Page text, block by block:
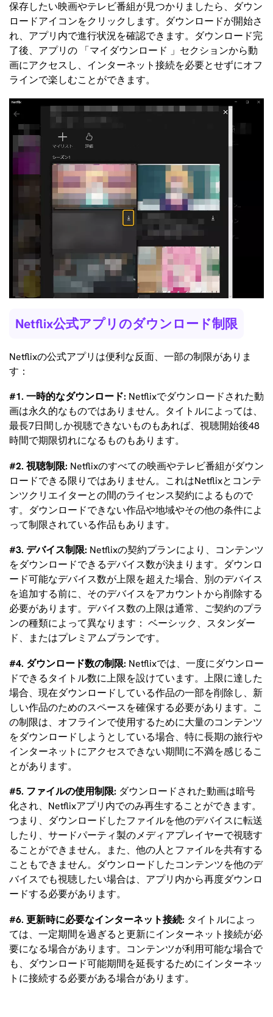
保存したい映画やテレビ番組が見つかりましたら、ダウン
ロードアイコンをクリックします。ダウンロードが開始さ
れ、アプリ内で進行状況を確認できます。ダウンロード完
了後、アプリの 「マイダウンロード 」セクションから動
画にアクセスし、インターネット接続を必要とせずにオフ
ラインで楽しむことができます。
Netflix公式アプリのダウンロード制限
Netflixの公式アプリは便利な反面、一部の制限がありま
す：
#1. 一時的なダウンロード: Netflixでダウンロードされた動
画は永久的なものではありません。タイトルによっては、
最長7日間しか視聴できないものもあれば、視聴開始後48
時間で期限切れになるものもあります。
#2. 視聴制限: Netflixのすべての映画やテレビ番組がダウン
ロードできる限りではありません。これはNetflixとコンテ
ンツクリエイターとの間のライセンス契約によるもので
す。ダウンロードできない作品や地域やその他の条件によ
って制限されている作品もあります。
#3. デバイス制限: Netflixの契約プランにより、コンテンツ
をダウンロードできるデバイス数が決まります。ダウンロ
ード可能なデバイス数が上限を超えた場合、別のデバイス
を追加する前に、そのデバイスをアカウントから削除する
必要があります。デバイス数の上限は通常、ご契約のプラ
ンの種類によって異なります： ベーシック、スタンダー
ド、またはプレミアムプランです。
#4. ダウンロード数の制限: Netflixでは、一度にダウンロー
ドできるタイトル数に上限を設けています。上限に達した
場合、現在ダウンロードしている作品の一部を削除し、新
しい作品のためのスペースを確保する必要があります。こ
の制限は、オフラインで使用するために大量のコンテンツ
をダウンロードしようとしている場合、特に長期の旅行や
インターネットにアクセスできない期間に不満を感じるこ
とがあります。
#5. ファイルの使用制限: ダウンロードされた動画は暗号
化され、Netflixアプリ内でのみ再生することができます。
つまり、ダウンロードしたファイルを他のデバイスに転送
したり、サードパーティ製のメディアプレイヤーで視聴す
ることができません。また、他の人とファイルを共有する
こともできません。ダウンロードしたコンテンツを他のデ
バイスでも視聴したい場合は、アプリ内から再度ダウンロ
ードする必要があります。
#6. 更新時に必要なインターネット接続: タイトルによっ
ては、一定期間を過ぎると更新にインターネット接続が必
要になる場合があります。コンテンツが利用可能な場合で
も、ダウンロード可能期間を延長するためにインターネッ
トに接続する必要がある場合があります。